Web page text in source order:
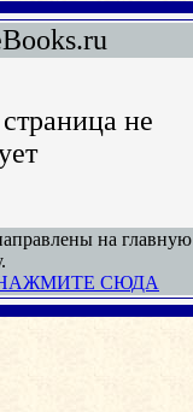
не
на главную
СЮДА